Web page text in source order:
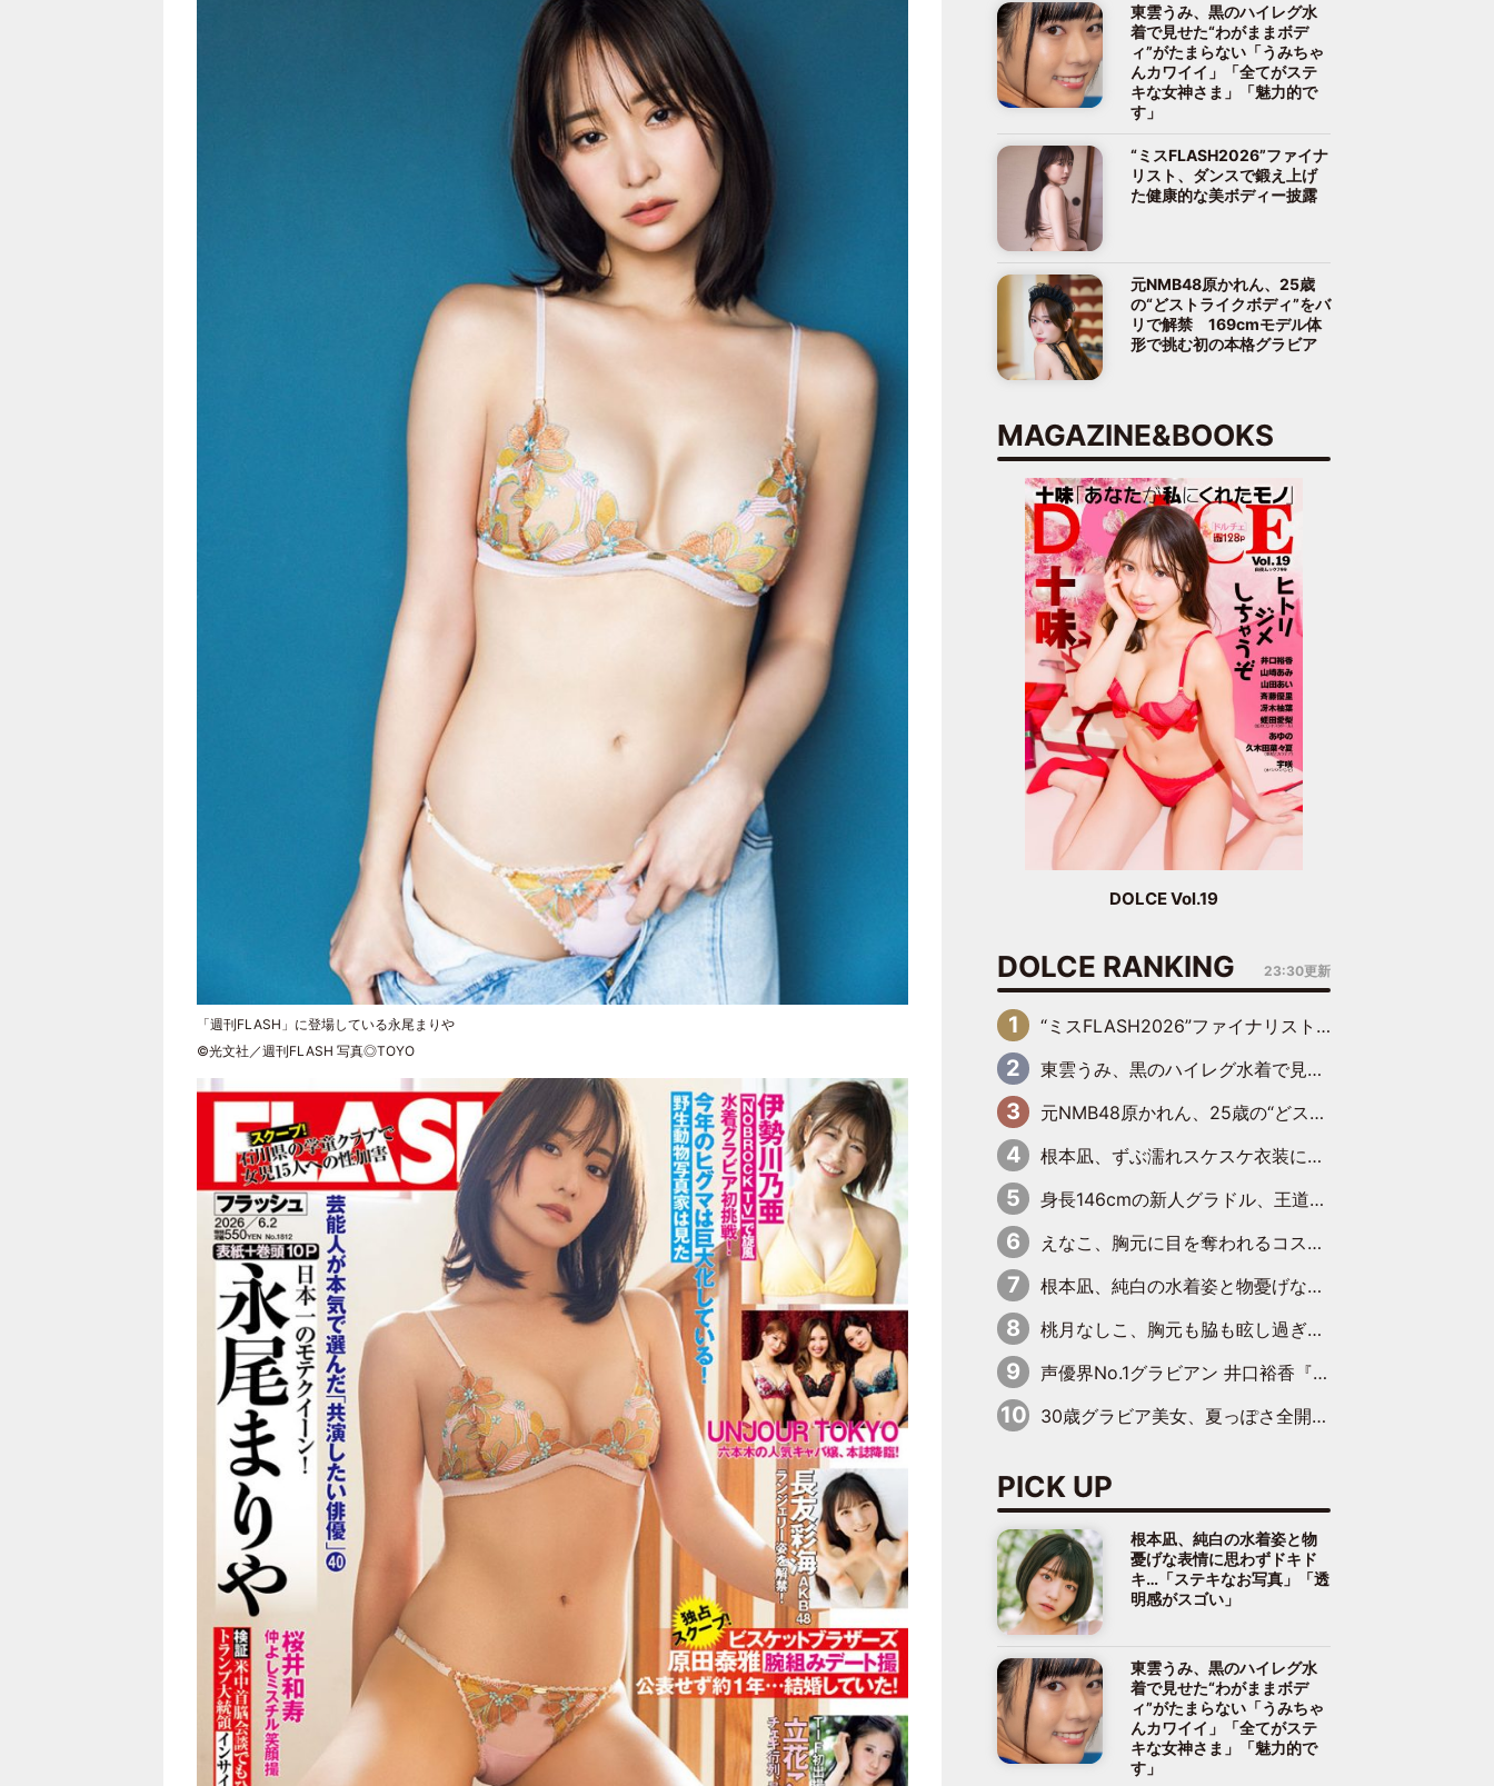
「週刊FLASH」に登場している永尾まりや
©光文社／週刊FLASH 写真◎TOYO
東雲うみ、黒のハイレグ水
着で見せた“わがままボデ
ィ”がたまらない「うみちゃ
んカワイイ」「全てがステ
キな女神さま」「魅力的で
す」
“ミスFLASH2026”ファイナ
リスト、ダンスで鍛え上げ
た健康的な美ボディー披露
元NMB48原かれん、25歳
の“どストライクボディ”をバ
リで解禁 169cmモデル体
形で挑む初の本格グラビア
MAGAZINE&BOOKS
DOLCE Vol.19
DOLCE RANKING 23:30更新
“ミスFLASH2026”ファイナリスト、ダンスで鍛え上げた健康的な美ボディー披露
東雲うみ、黒のハイレグ水着で見せた“わがままボディ”がたまらない「うみちゃんカワイイ」「全てがステキな女神さま」「魅力的です」
元NMB48原かれん、25歳の“どストライクボディ”をバリで解禁 169cmモデル体形で挑む初の本格グラビア
根本凪、ずぶ濡れスケスケ衣装にドキッ「表情が良過ぎる」「ねもちゃんの眼差しにドキドキが止まらない」
身長146cmの新人グラドル、王道ビーチからプールサイドそしてゴールドビキニまで…DVDデビュー作で躍動
えなこ、胸元に目を奪われるコスプレ水着姿で魅了「群を抜く美しさと華やかさ」「えなこりんの千咲は破壊力がスゴい」
根本凪、純白の水着姿と物憂げな表情に思わずドキドキ…「ステキなお写真」「透明感がスゴい」
桃月なしこ、胸元も脇も眩し過ぎるランジェリー＆ビキニ姿を披露「なしこたそ最強」「セクシーでゴージャスで大きなボリューム」
声優界No.1グラビアン 井口裕香『FLASH』表紙＆巻頭を飾る
30歳グラビア美女、夏っぽさ全開の浴衣姿がキュート「涼しげな浴衣が良く似合ってる」「思わず見惚れてしまう」
PICK UP
根本凪、純白の水着姿と物
憂げな表情に思わずドキド
キ…「ステキなお写真」「透
明感がスゴい」
東雲うみ、黒のハイレグ水
着で見せた“わがままボデ
ィ”がたまらない「うみちゃ
んカワイイ」「全てがステ
キな女神さま」「魅力的で
す」